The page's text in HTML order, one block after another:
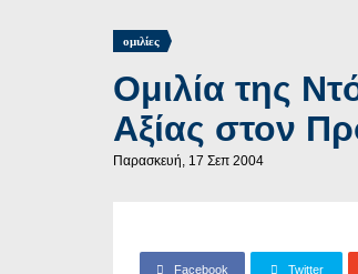
ομιλίες
Ομιλία της
Αξίας στον
Παρασκευή, 17 Σεπ 2004
Facebook Twitter